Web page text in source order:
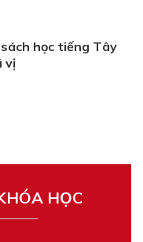
học tiếng Tây
vị
HỌC